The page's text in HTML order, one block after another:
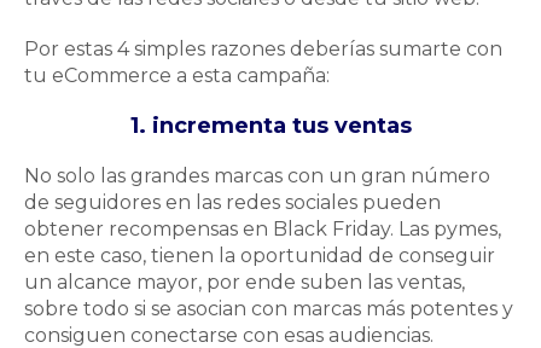
Por estas 4 simples razones deberías sumarte con
tu eCommerce a esta campaña:
1. incrementa tus ventas
No solo las grandes marcas con un gran número
de seguidores en las redes sociales pueden
obtener recompensas en Black Friday. Las pymes,
en este caso, tienen la oportunidad de conseguir
un alcance mayor, por ende suben las ventas,
sobre todo si se asocian con marcas más potentes y
consiguen conectarse con esas audiencias.